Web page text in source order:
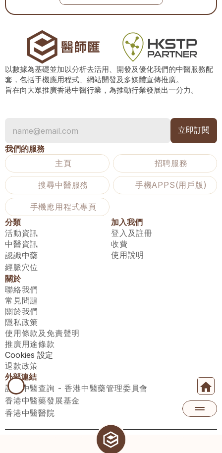
以數據為基礎並加以分析去活用、開發及優化我們的中醫服務配
套，包括手機應用程式、網站開發及多媒體宣傳推廣。
旨在向大眾推廣香港中醫行業，為推動行業發展出一分力。
我們的服務
主頁
招聘服務
搜尋中醫服務 手機APPS(用戶版)
手機應用程式專頁
分類
活動資訊
中醫資訊
認識中藥
經脈穴位
加入我們
登入及註冊
收費
使用說明
關於
聯絡我們
常見問題
關於我們
隱私政策
使用條款及免責聲明
推廣用途條款
Cookies 設定
退款政策
外部連結
註冊中醫查詢 - 香港中醫藥管理委員會
香港中醫藥發展基金
香港中醫醫院
醫師匯有限公司 ECWAY LIMITED Copyright 2026© All rights